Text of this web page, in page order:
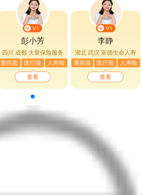
彭小芳
四川 成都 大童保险服务
重疾险
医疗险 人寿险
查看
李静
湖北 武汉富德生命人寿
重疾险
医疗险 人寿险
查看